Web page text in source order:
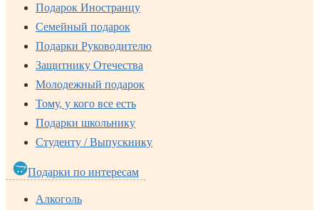
Подарок Иностранцу
Семейный подарок
Подарки Руководителю
Защитнику Отечества
Молодежный подарок
Тому, у кого все есть
Подарки школьнику
Студенту / Выпускнику
Подарки по интересам
Алкоголь